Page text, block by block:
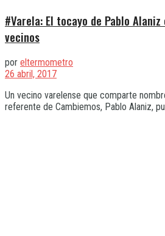
#Varela: El tocayo de Pablo
vecinos
por eltermometro
26 abril, 2017
Un vecino varelense que comparte
referente de Cambiemos, Pablo Alaniz,